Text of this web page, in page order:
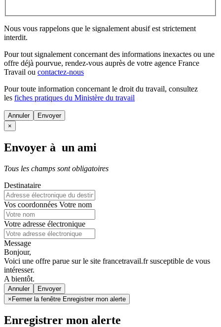
Nous vous rappelons que le signalement abusif est strictement
interdit.
Pour tout signalement concernant des informations inexactes ou une
offre déjà pourvue, rendez-vous auprès de votre agence France
Travail ou contactez-nous
Pour toute information concernant le droit du travail, consultez
les fiches pratiques du Ministère du travail
Annuler
×
Envoyer à un ami
Tous les champs sont obligatoires
Destinataire
Vos coordonnées Votre nom
Votre adresse électronique
Message
Bonjour,
Voici une offre parue sur le site francetravail.fr susceptible de vous
intéresser.
A bientôt.
Annuler
×Fermer la fenêtre Enregistrer mon alerte
Enregistrer mon alerte